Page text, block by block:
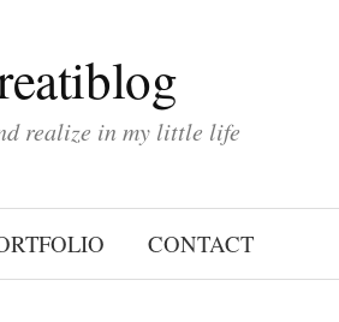
realize in my little life
CONTACT